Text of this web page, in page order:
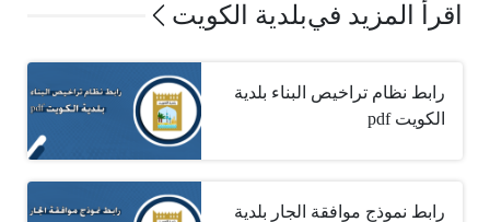
اقرأ المزيد فيبلدية الكويت
رابط نظام تراخيص البناء بلدية
الكويت ‎ pdf
رابط نموذج موافقة الجار بلدية